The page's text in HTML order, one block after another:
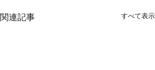
関連記事 すべて表示